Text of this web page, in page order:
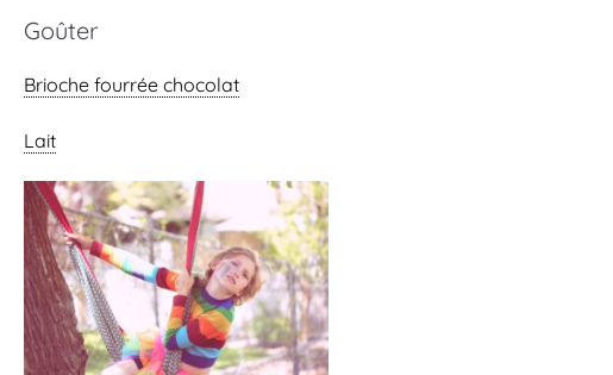
Goûter
Brioche fourrée chocolat
Lait